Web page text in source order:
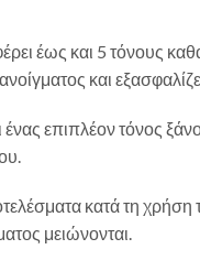
έως και 5 τόνους
και
ένας επιπλέον τόνος
κατά τη
μειώνονται.